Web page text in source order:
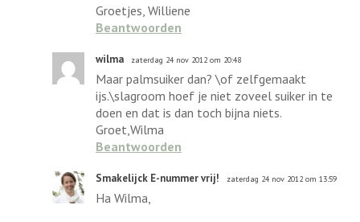
Groetjes, Williene
Beantwoorden
wilma zaterdag 24 nov 2012 om 20:48
Maar palmsuiker dan? \of zelfgemaakt
ijs.\slagroom hoef je niet zoveel suiker in te
doen en dat is dan toch bijna niets.
Groet,Wilma
Beantwoorden
Smakelijck E-nummer vrij! zaterdag 24 nov 2012 om 13:59
Ha Wilma,